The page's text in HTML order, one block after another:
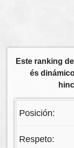
Este ranking
és